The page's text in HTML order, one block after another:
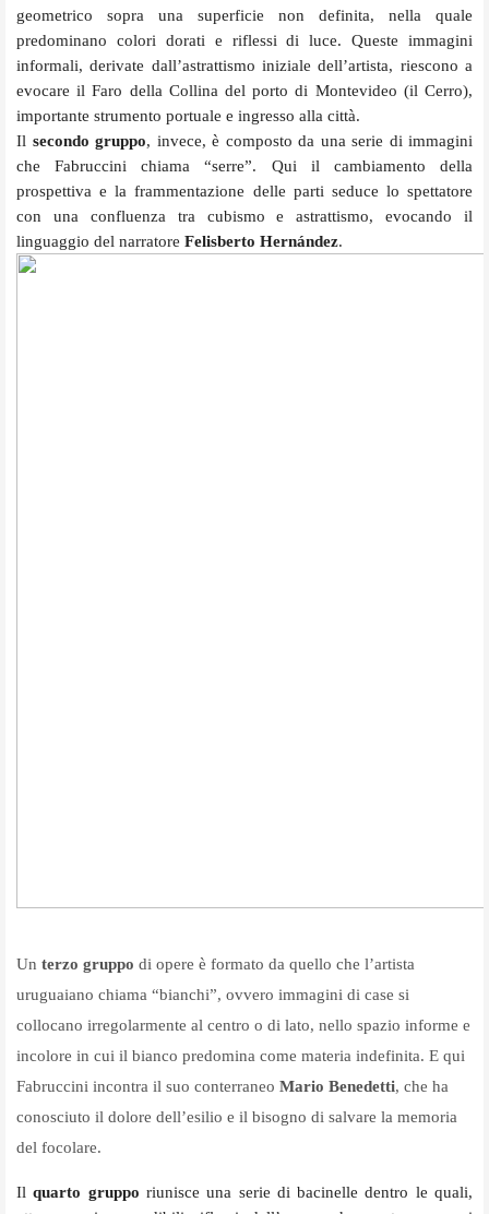
geometrico sopra una superficie non definita, nella quale
predominano colori dorati e riflessi di luce. Queste immagini
informali, derivate dall’astrattismo iniziale dell’artista, riescono a
evocare il Faro della Collina del porto di Montevideo (il Cerro),
importante strumento portuale e ingresso alla città.
Il secondo gruppo, invece, è composto da una serie di immagini
che Fabruccini chiama “serre”. Qui il cambiamento della
prospettiva e la frammentazione delle parti seduce lo spettatore
con una confluenza tra cubismo e astrattismo, evocando il
linguaggio del narratore Felisberto Hernández.
Un terzo gruppo di opere è formato da quello che l’artista
uruguaiano chiama “bianchi”, ovvero immagini di case si
collocano irregolarmente al centro o di lato, nello spazio informe e
incolore in cui il bianco predomina come materia indefinita. E qui
Fabruccini incontra il suo conterraneo Mario Benedetti, che ha
conosciuto il dolore dell’esilio e il bisogno di salvare la memoria
del focolare.
Ilquarto gruppo riunisce una serie di bacinelle dentro le quali,